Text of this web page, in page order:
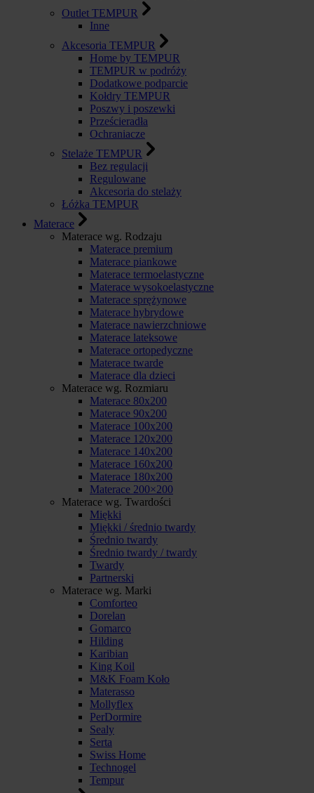
Outlet TEMPUR
Inne
Akcesoria TEMPUR
Home by TEMPUR
TEMPUR w podróży
Dodatkowe podparcie
Kołdry TEMPUR
Poszwy i poszewki
Prześcieradła
Ochraniacze
Stelaże TEMPUR
Bez regulacji
Regulowane
Akcesoria do stelaży
Łóżka TEMPUR
Materace
Materace wg. Rodzaju
Materace premium
Materace piankowe
Materace termoelastyczne
Materace wysokoelastyczne
Materace sprężynowe
Materace hybrydowe
Materace nawierzchniowe
Materace lateksowe
Materace ortopedyczne
Materace twarde
Materace dla dzieci
Materace wg. Rozmiaru
Materace 80x200
Materace 90x200
Materace 100x200
Materace 120x200
Materace 140x200
Materace 160x200
Materace 180x200
Materace 200×200
Materace wg. Twardości
Miękki
Miękki / średnio twardy
Średnio twardy
Średnio twardy / twardy
Twardy
Partnerski
Materace wg. Marki
Comforteo
Dorelan
Gomarco
Hilding
Karibian
King Koil
M&K Foam Koło
Materasso
Mollyflex
PerDormire
Sealy
Serta
Swiss Home
Technogel
Tempur